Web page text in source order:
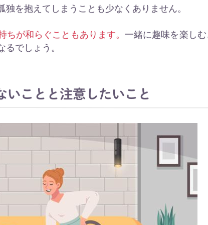
を抱えてしまうことも少なくありません。
ちが和らぐこともあります。一緒に趣味を楽し
でしょう。
いことと注意したいこと